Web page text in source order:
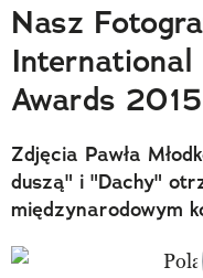
Trendbook Podróżniczy
Polecane
Nasz
International
Awards
Zdjęcia Pawła
duszą" i "Dachy"
międzynarodowym